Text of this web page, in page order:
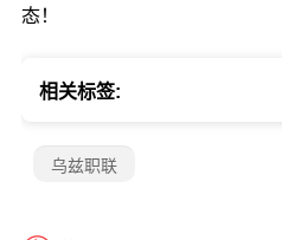
态！
相关标签:
乌兹职联